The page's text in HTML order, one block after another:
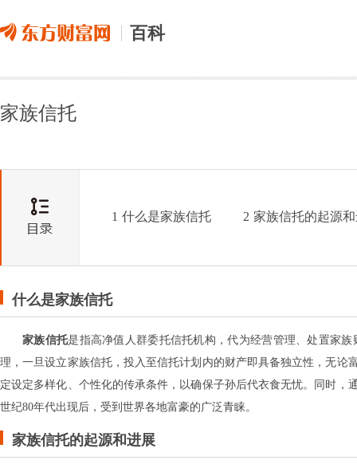
百科
家族信托
1 什么是家族信托 2 家族信托的起源
什么是家族信托
家族信托是指高净值人群委托信托机构，代为经营管理、处置家
理，一旦设立家族信托，投入至信托计划内的财产即具备独立性，无
定设定多样化、个性化的传承条件，以确保子孙后代衣食无忧。同时
世纪80年代出现后，受到世界各地富豪的广泛青睐。
家族信托的起源和进展